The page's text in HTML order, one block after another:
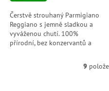
Čerstvě strouhaný Parmigiano
Reggiano s jemně sladkou a
vyváženou chutí. 100%
přírodní, bez konzervantů a
9